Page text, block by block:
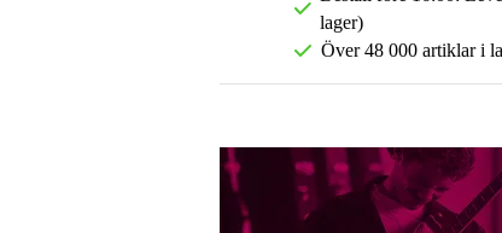
lager)
Över 48 000 artiklar i